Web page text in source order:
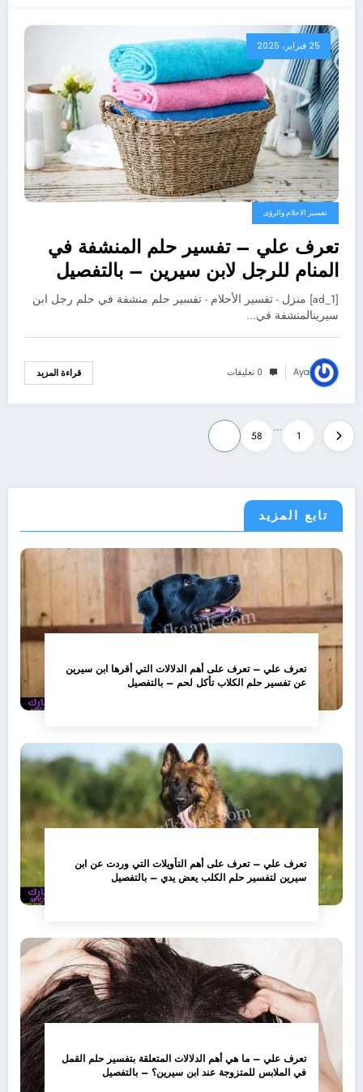
25 فبراير، 2025
تفسير الاحلام والرؤى
تعرف علي – تفسير حلم المنشفة في
المنام للرجل لابن سيرين – بالتفصيل
[ad_1] منزل - تفسير الأحلام - تفسير حلم منشفة في حلم رجل ابن
سيرينالمنشفة في…
Aya 0 تعليقات قراءة المزيد
تعدد
صفحات
المقالات
1
…
58
تابع المزيد
تعرف علي – تعرف على أهم الدلالات التي أقرها ابن سيرين
عن تفسير حلم الكلاب تأكل لحم – بالتفصيل
تعرف علي – تعرف على أهم التأويلات التي وردت عن ابن
سيرين لتفسير حلم الكلب يعض يدي – بالتفصيل
تعرف علي – ما هي أهم الدلالات المتعلقة بتفسير حلم القمل
في الملابس للمتزوجة عند ابن سيرين؟ – بالتفصيل